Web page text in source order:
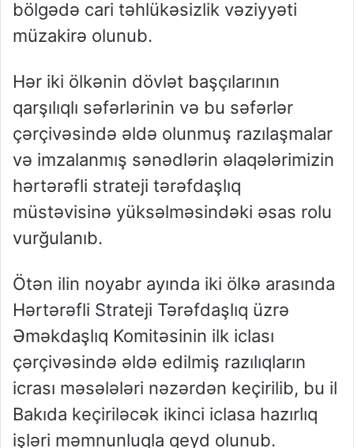
bölgədə cari təhlükəsizlik vəziyyəti
müzakirə olunub.
Hər iki ölkənin dövlət başçılarının
qarşılıqlı səfərlərinin və bu səfərlər
çərçivəsində əldə olunmuş razılaşmalar
və imzalanmış sənədlərin əlaqələrimizin
hərtərəfli strateji tərəfdaşlıq
müstəvisinə yüksəlməsindəki əsas rolu
vurğulanıb.
Ötən ilin noyabr ayında iki ölkə arasında
Hərtərəfli Strateji Tərəfdaşlıq üzrə
Əməkdaşlıq Komitəsinin ilk iclası
çərçivəsində əldə edilmiş razılıqların
icrası məsələləri nəzərdən keçirilib, bu il
Bakıda keçiriləcək ikinci iclasa hazırlıq
işləri məmnunluqla qeyd olunub.